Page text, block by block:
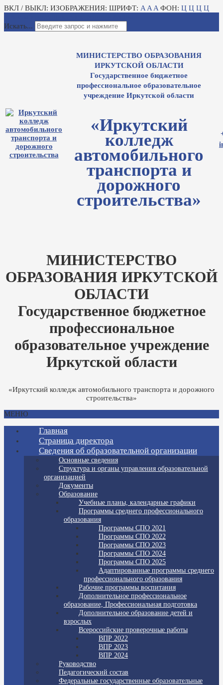
ВКЛ / ВЫКЛ: ИЗОБРАЖЕНИЯ: ШРИФТ: A A A ФОН: Ц Ц Ц Ц
Искать...
МИНИСТЕРСТВО ОБРАЗОВАНИЯ
ИРКУТСКОЙ ОБЛАСТИ
Государственное бюджетное
профессиональное образовательное
учреждение Иркутской области
«Иркутский
колледж
автомобильного
транспорта и
дорожного
строительства»
МИНИСТЕРСТВО
ОБРАЗОВАНИЯ ИРКУТСКОЙ
ОБЛАСТИ
Государственное бюджетное
профессиональное
образовательное учреждение
Иркутской области
«Иркутский колледж автомобильного транспорта и дорожного
строительства»
МЕНЮ
Главная
Страница директора
Сведения об образовательной организации
Основные сведения
Структура и органы управления образовательной
организацией
Документы
Образование
Учебные планы, календарные графики
Программы среднего профессионального
образования
Программы СПО 2021
Программы СПО 2022
Программы СПО 2023
Программы СПО 2024
Программы СПО 2025
Адаптированные программы среднего
профессионального образования
Рабочие программы воспитания
Дополнительное профессиональное
образование, Профессиональная подготовка
Дополнительное образование детей и
взрослых
Всероссийские проверочные работы
ВПР 2022
ВПР 2023
ВПР 2024
Руководство
Педагогический состав
Федеральные государственные образовательные